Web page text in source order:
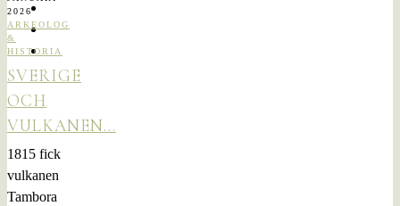
2026
ARKEOLOG
&
HISTORIA
SVERIGE
OCH
VULKANEN…
1815 fick
vulkanen
Tambora